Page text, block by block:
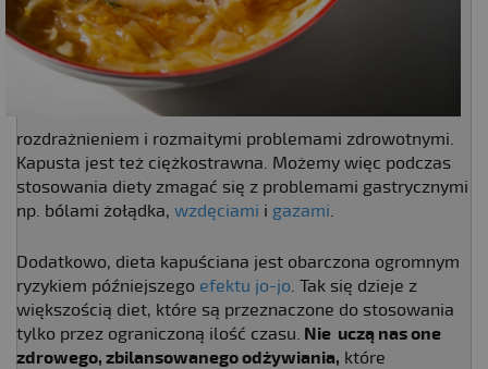
rozdrażnieniem i rozmaitymi problemami zdrowotnymi.
Kapusta jest też ciężkostrawna. Możemy więc podczas
stosowania diety zmagać się z problemami gastrycznymi
np. bólami żołądka, wzdęciami i gazami.
Dodatkowo, dieta kapuściana jest obarczona ogromnym
ryzykiem późniejszego efektu jo-jo. Tak się dzieje z
większością diet, które są przeznaczone do stosowania
tylko przez ograniczoną ilość czasu. Nie uczą nas one
zdrowego, zbilansowanego odżywiania, które